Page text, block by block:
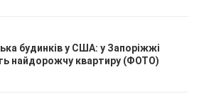
будинків у США: у Запоріжжі
найдорожчу квартиру (ФОТО)